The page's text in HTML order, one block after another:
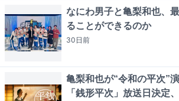
なにわ男子と亀梨和也、
ることができるのか
30日前
亀梨和也が“令和の平次”
「銭形平次」放送日決定